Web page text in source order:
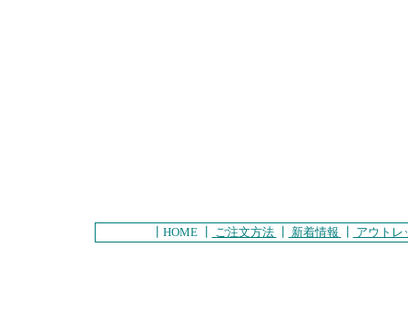
┃HOME ┃ ご注文方法 新着情報 アウトレ